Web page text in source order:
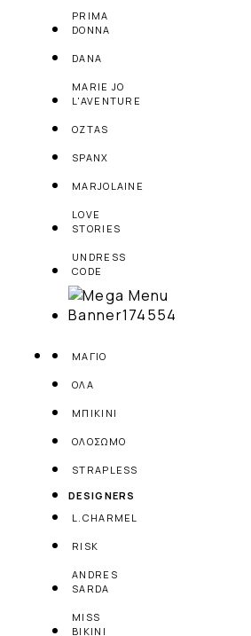
PRIMA
DONNA
DANA
MARIE JO
L'AVENTURE
OZTAS
SPANX
MARJOLAINE
LOVE
STORIES
UNDRESS
CODE
ΜΑΓΙΟ
ΟΛΑ
ΜΠΙΚΙΝΙ
ΟΛΟΣΩΜΟ
STRAPLESS
DESIGNERS
L.CHARMEL
RISK
ANDRES
SARDA
MISS
BIKINI